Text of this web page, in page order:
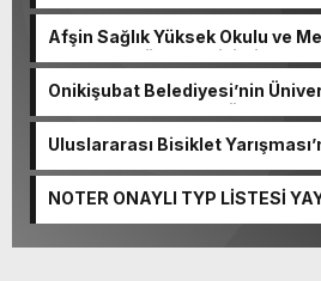
Afşin Sağlık Yüksek Okulu ve
Okulunda görev değişimi!
Onikişubat Belediyesi’nin
başvurularında son gün 7
Uluslararası Bisiklet
NOTER ONAYLI TYP LİSTESİ